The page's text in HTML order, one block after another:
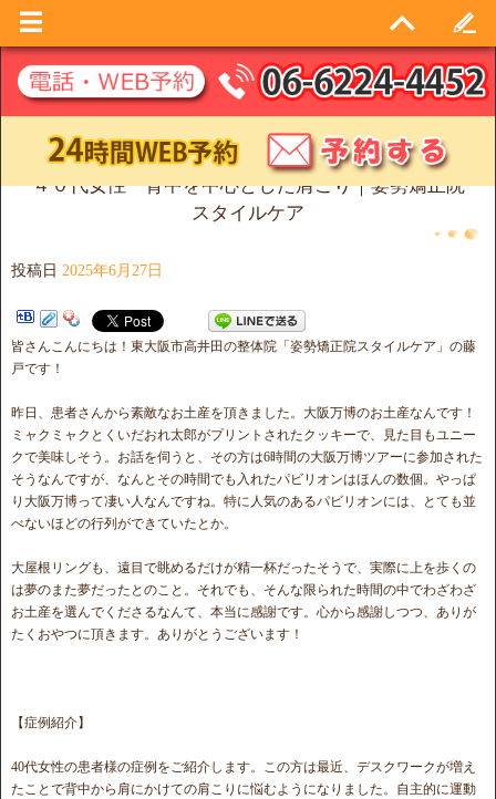
４０代女性 背中を中心とした肩こり｜姿勢矯正院
スタイルケア
投稿日 2025年6月27日
皆さんこんにちは！東大阪市高井田の整体院「姿勢矯正院スタイルケア」の藤
戸です！
昨日、患者さんから素敵なお土産を頂きました。大阪万博のお土産なんです！
ミャクミャクとくいだおれ太郎がプリントされたクッキーで、見た目もユニー
クで美味しそう。お話を伺うと、その方は6時間の大阪万博ツアーに参加された
そうなんですが、なんとその時間でも入れたパビリオンはほんの数個。やっぱ
り大阪万博って凄い人なんですね。特に人気のあるパビリオンには、とても並
べないほどの行列ができていたとか。
大屋根リングも、遠目で眺めるだけが精一杯だったそうで、実際に上を歩くの
は夢のまた夢だったとのこと。それでも、そんな限られた時間の中でわざわざ
お土産を選んでくださるなんて、本当に感謝です。心から感謝しつつ、ありが
たくおやつに頂きます。ありがとうございます！
【症例紹介】
40代女性の患者様の症例をご紹介します。この方は最近、デスクワークが増え
たことで背中から肩にかけての肩こりに悩むようになりました。自主的に運動